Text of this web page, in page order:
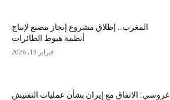
المغرب.. إطلاق مشروع إنجاز مصنع لإنتاج
أنظمة هبوط الطائرات
فبراير 13, 2026
غروسي: الاتفاق مع إيران بشأن عمليات التفتيش